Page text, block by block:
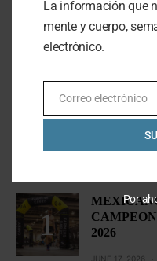
Al hacer clic en este
almacenamiento de
2026
JUNE 17, 2026
La información que
mente y cuerpo,
electrónico.
EmailCorreo electrónico
Por